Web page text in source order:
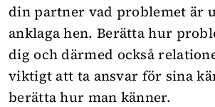
din partner vad problemet är
anklaga hen. Berätta hur
dig och därmed också
viktigt att ta ansvar för sina
berätta hur man känner.